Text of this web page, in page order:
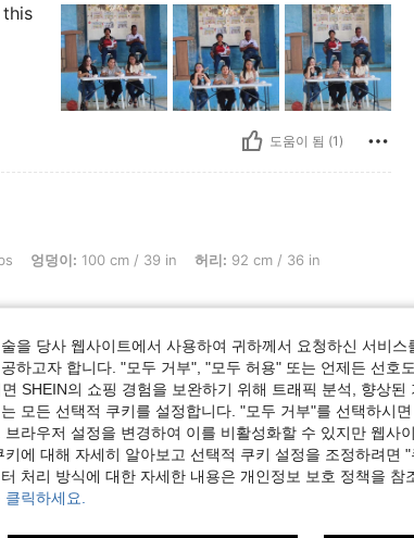
도움이 됨 (1)
cm / 39 in, 허리: 92 cm / 36 in, 흉상: 91 cm / 36 in, 색: 블랙, 사이즈
엉덩이: 100 cm / 39 in 허리: 92 cm / 36 in
도움이 됨 (1)
기
을 당사 웹사이트에서 사용하여 귀하께서 요청하신 서비스
하고자 합니다. "모두 거부", "모두 허용" 또는 언제든 선호
SHEIN의 쇼핑 경험을 보완하기 위해 트래픽 분석, 향상된
모든 선택적 쿠키를 설정합니다. "모두 거부"를 선택하시
브라우저 설정을 변경하여 이를 비활성화할 수 있지만 웹사
키에 대해 자세히 알아보고 선택적 쿠키 설정을 조정하려면
처리 방식에 대한 자세한 내용은 개인정보 보호 정책을 참
릭하세요.